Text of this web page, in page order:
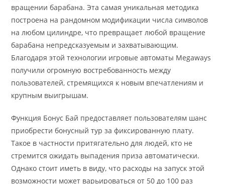
вращении барабана. Эта самая уникальная методика
построена на рандомном модификации числа символов
на любом цилиндре, что превращает любой вращение
барабана непредсказуемым и захватывающим.
Благодаря этой технологии игровые автоматы Megaways
получили огромную востребованность между
пользователей, стремящихся к новым впечатлениям и
крупным выигрышам.
Функция Бонус Бай предоставляет пользователям шанс
приобрести бонусный тур за фиксированную плату.
Такое в частности притягательно для людей, кто не
стремится ожидать выпадения приза автоматически.
Однако стоит иметь в виду, что расходы на запуск этой
возможности может варьироваться от 50 до 100 раз